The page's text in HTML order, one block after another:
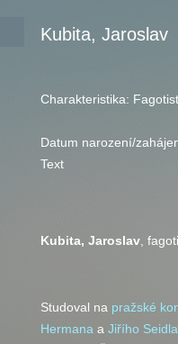
Kubita, Jaroslav
Charakteristika:
Datum narození/
Text
Kubita, Jaroslav ,
Studoval na pražské
Hermana a Jiřího Seidla